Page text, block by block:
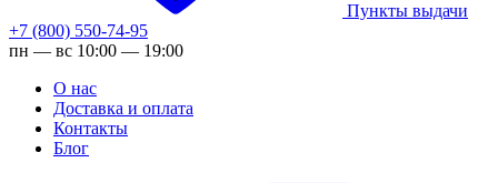
Пункты выдачи
+7 (800) 550-74-95
пн — вс 10:00 — 19:00
О нас
Доставка и оплата
Контакты
Блог